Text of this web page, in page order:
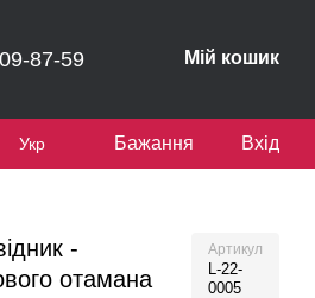
87-59 Мій кошик
Укр Бажання Вхід
-
отамана
Артикул
L-22-
0005